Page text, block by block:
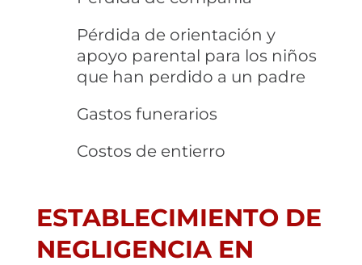
Pérdida de orientación y
apoyo parental para los niños
que han perdido a un padre
Gastos funerarios
Costos de entierro
ESTABLECIMIENTO DE
NEGLIGENCIA EN